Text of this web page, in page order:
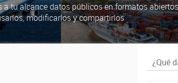
a tu alcance datos públicos en formatos
modificarlos y compartirlos